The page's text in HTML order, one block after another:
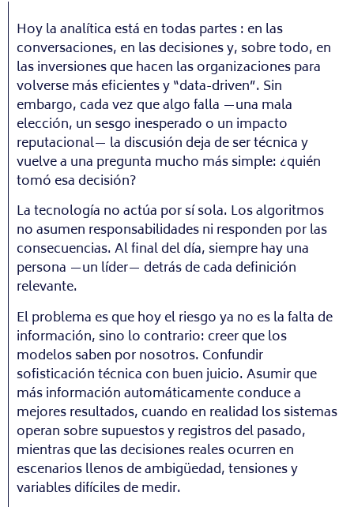
Hoy la analítica está en todas partes : en las
conversaciones, en las decisiones y, sobre todo, en
las inversiones que hacen las organizaciones para
volverse más eficientes y “data-driven”. Sin
embargo, cada vez que algo falla —una mala
elección, un sesgo inesperado o un impacto
reputacional— la discusión deja de ser técnica y
vuelve a una pregunta mucho más simple: ¿quién
tomó esa decisión?
La tecnología no actúa por sí sola. Los algoritmos
no asumen responsabilidades ni responden por las
consecuencias. Al final del día, siempre hay una
persona —un líder— detrás de cada definición
relevante.
El problema es que hoy el riesgo ya no es la falta de
información, sino lo contrario: creer que los
modelos saben por nosotros. Confundir
sofisticación técnica con buen juicio. Asumir que
más información automáticamente conduce a
mejores resultados, cuando en realidad los sistemas
operan sobre supuestos y registros del pasado,
mientras que las decisiones reales ocurren en
escenarios llenos de ambigüedad, tensiones y
variables difíciles de medir.